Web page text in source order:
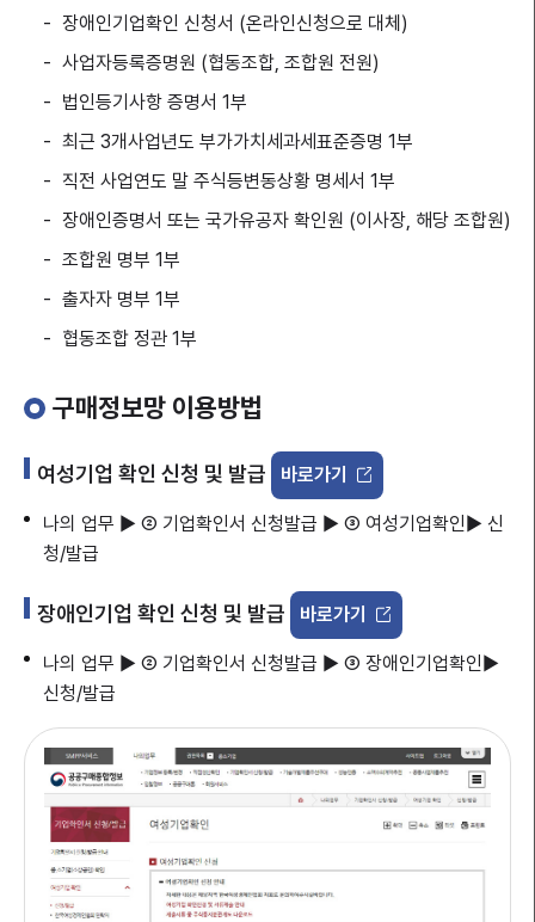
장애인기업확인 신청서 (온라인신청으로 대체)
사업자등록증명원 (협동조합, 조합원 전원)
법인등기사항 증명서 1부
최근 3개사업년도 부가가치세과세표준증명 1부
직전 사업연도 말 주식등변동상황 명세서 1부
장애인증명서 또는 국가유공자 확인원 (이사장, 해당 조합원)
조합원 명부 1부
출자자 명부 1부
협동조합 정관 1부
구매정보망 이용방법
여성기업 확인 신청 및 발급 바로가기
나의 업무 ▶ ② 기업확인서 신청발급 ▶ ③ 여성기업확인▶ 신
청/발급
장애인기업 확인 신청 및 발급 바로가기
나의 업무 ▶ ② 기업확인서 신청발급 ▶ ③ 장애인기업확인▶
신청/발급